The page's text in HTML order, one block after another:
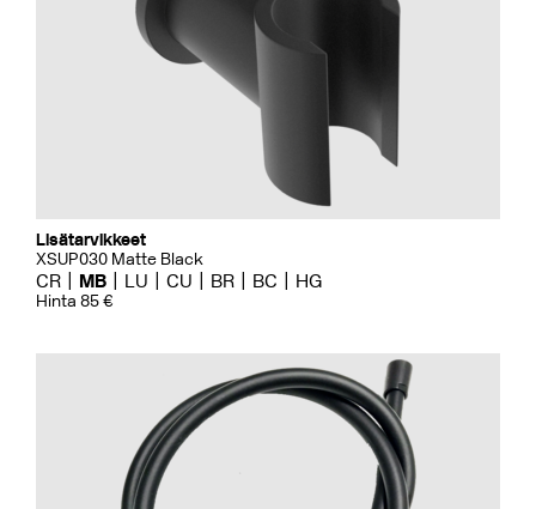
Lisätarvikkeet
XSUP030 Matte Black
CR MB LU CU BR BC HG
Hinta 85 €